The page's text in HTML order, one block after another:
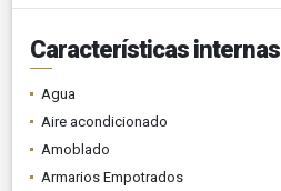
Características internas
Agua
Aire acondicionado
Amoblado
Armarios Empotrados